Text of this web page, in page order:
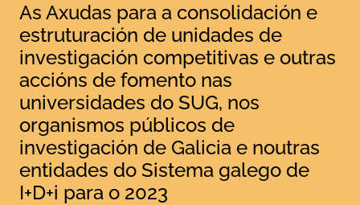
As Axudas para a consolidación e
estruturación de unidades de
investigación competitivas e outras
accións de fomento nas
universidades do SUG, nos
organismos públicos de
investigación de Galicia e noutras
entidades do Sistema galego de
I+D+i para o 2023